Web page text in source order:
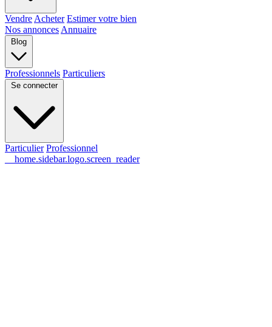
Vendre Acheter Estimer votre bien
Nos annonces Annuaire
Blog
Professionnels Particuliers
Se connecter
Particulier Professionnel
__home.sidebar.logo.screen_reader